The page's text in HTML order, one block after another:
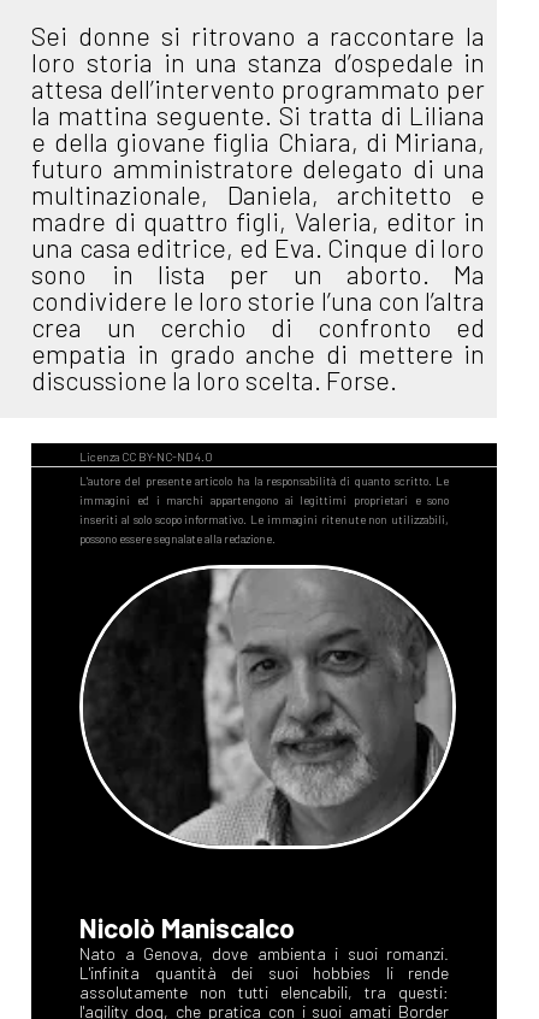
Sei donne si ritrovano a raccontare la
loro storia in una stanza d’ospedale in
attesa dell’intervento programmato per
la mattina seguente. Si tratta di Liliana
e della giovane figlia Chiara, di Miriana,
futuro amministratore delegato di una
multinazionale, Daniela, architetto e
madre di quattro figli, Valeria, editor in
una casa editrice, ed Eva. Cinque di loro
sono in lista per un aborto. Ma
condividere le loro storie l’una con l’altra
crea un cerchio di confronto ed
empatia in grado anche di mettere in
discussione la loro scelta. Forse.
Nicolò Maniscalco